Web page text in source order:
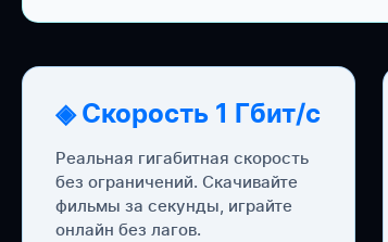
◈ Скорость 1 Гбит/с
Реальная гигабитная скорость
без ограничений. Скачивайте
фильмы за секунды, играйте
онлайн без лагов.